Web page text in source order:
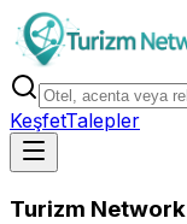
KeşfetTalepler
Turizm Network